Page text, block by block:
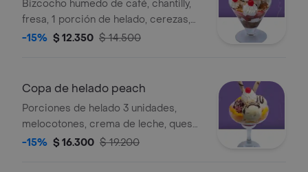
Bizcocho humedo de café, chantilly,
fresa, 1 porción de helado, cerezas,
salsa y galleta.
-15% $ 12.350 $ 14.500
Copa de helado peach
Porciones de helado 3 unidades,
melocotones, crema de leche, queso,
chantilly, salsas, barquillo y maní.
-15% $ 16.300 $ 19.200